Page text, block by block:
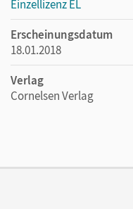
Einzellizenz EL
Erscheinungsdatum
18.01.2018
Verlag
Cornelsen Verlag